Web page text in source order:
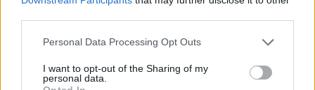
Personal Data Processing Opt Outs
I want to opt-out of the Sharing of my
personal data.
miejsca modlitwy i życie niewinnych ludzi.
Wszystkie narody dotknięte wojną
powierzam opiece Maryi Panny, Królowej
Pokoju– powiedział Ojciec Święty.